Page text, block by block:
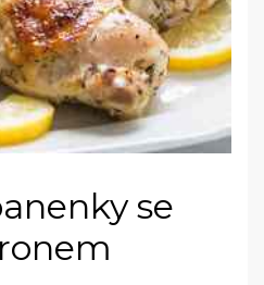
se